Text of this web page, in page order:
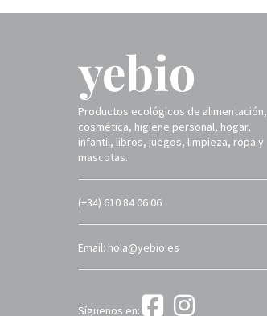
Productos ecológicos de alimentación,
cosmética, higiene personal, hogar,
infantil, libros, juegos, limpieza, ropa y
mascotas.
(+34) 610 84 06 06
Email: hola@yebio.es
Síguenos en: